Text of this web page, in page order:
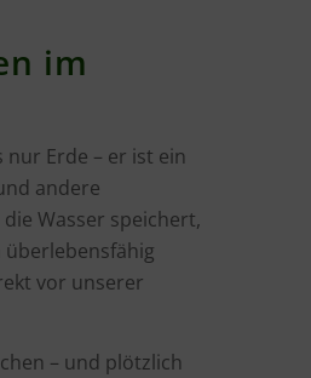
im
nur Erde – er ist ein
andere
Wasser speichert,
vor unserer
– und plötzlich